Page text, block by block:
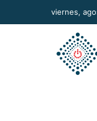
viernes,